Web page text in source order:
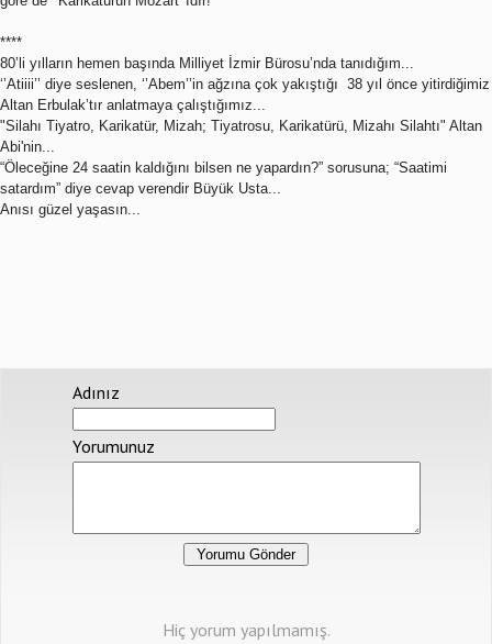
****
80’li yılların hemen başında Milliyet İzmir Bürosu’nda tanıdığım...
‘’Atiiii’’ diye seslenen, ‘’Abem’’in ağzına çok yakıştığı 38 yıl önce yitirdiğimiz
Altan Erbulak’tır anlatmaya çalıştığımız...
"Silahı Tiyatro, Karikatür, Mizah; Tiyatrosu, Karikatürü, Mizahı Silahtı" Altan
Abi'nin...
“Öleceğine 24 saatin kaldığını bilsen ne yapardın?” sorusuna; “Saatimi
satardım” diye cevap verendir Büyük Usta...
Anısı güzel yaşasın...
Adınız
Yorumunuz
Hiç yorum yapılmamış.